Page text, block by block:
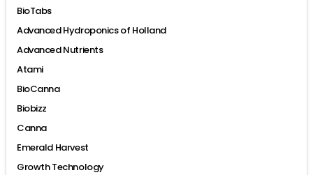
BioTabs
Advanced Hydroponics of Holland
Advanced Nutrients
Atami
BioCanna
Biobizz
Canna
Emerald Harvest
Growth Technology